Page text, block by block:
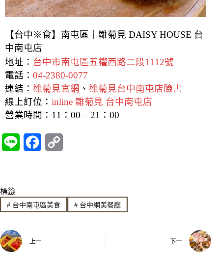
【台中※食】南屯區｜雛菊見 DAISY HOUSE 台
中南屯店
地址： 台中市南屯區五權西路二段1112號
電話： 04-2380-0077
連結： 雛菊見官網 、 雛菊見台中南屯店臉書
線上訂位： inline 雛菊見 台中南屯店
營業時間：11：00 – 21：00
e e
b
y
L
標籤
#台中南屯區美食 #台中網美餐廳
上一 下一